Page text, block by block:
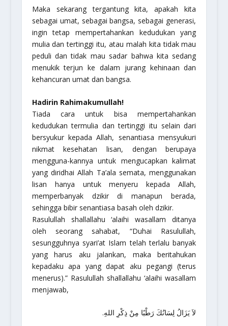
Maka sekarang tergantung kita, apakah kita
sebagai umat, sebagai bangsa, sebagai generasi,
ingin tetap mempertahankan kedudukan yang
mulia dan tertinggi itu, atau malah kita tidak mau
peduli dan tidak mau sadar bahwa kita sedang
menukik terjun ke dalam jurang kehinaan dan
kehancuran umat dan bangsa.
Hadirin Rahimakumullah!
Tiada cara untuk bisa mempertahankan
kedudukan termulia dan tertinggi itu selain dari
bersyukur kepada Allah, senantiasa mensyukuri
nikmat kesehatan lisan, dengan berupaya
mengguna-kannya untuk mengucapkan kalimat
yang diridhai Allah Ta’ala semata, menggunakan
lisan hanya untuk menyeru kepada Allah,
memperbanyak dzikir di manapun berada,
sehingga bibir senantiasa basah oleh dzikir.
Rasulullah shallallahu ‘alaihi wasallam ditanya
oleh seorang sahabat, “Duhai Rasulullah,
sesungguhnya syari’at Islam telah terlalu banyak
yang harus aku jalankan, maka beritahukan
kepadaku apa yang dapat aku pegangi (terus
menerus).” Rasulullah shallallahu ‘alaihi wasallam
menjawab,
لاَ يَزَالُ لِسَانُكَ رَطْبًا مِنْ ذِكْرِ اللهِ.